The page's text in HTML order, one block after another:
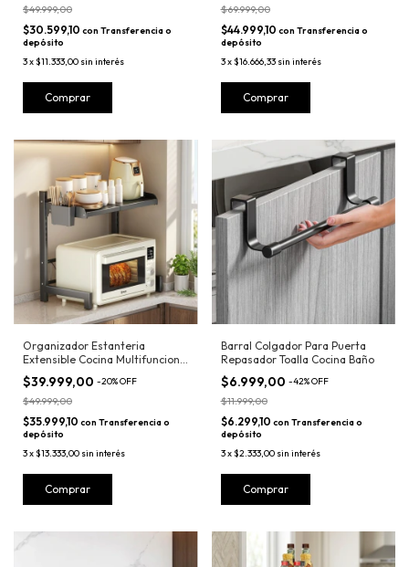
$49.999,00
$30.599,10 con Transferencia o
depósito
3x$11.333,00 sin interés
$69.999,00
$44.999,10 con Transferencia o
depósito
3x$16.666,33 sin interés
Organizador Estanteria
Extensible Cocina Multifuncion
Metal
$39.999,00 -20%OFF
$49.999,00
$35.999,10 con Transferencia o
depósito
3x$13.333,00 sin interés
Barral Colgador Para Puerta
Repasador Toalla Cocina Baño
$6.999,00 -42%OFF
$11.999,00
$6.299,10 con Transferencia o
depósito
3x$2.333,00 sin interés